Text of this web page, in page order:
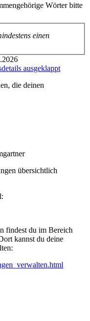
Wörter bitte
einen
ausgeklappt
die deinen
übersichtlich
findest du im Bereich
kannst du deine